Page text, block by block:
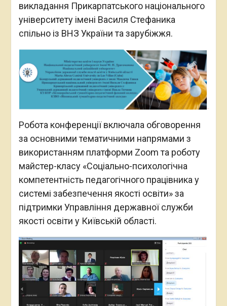
викладання Прикарпатського національного
університету імені Василя Стефаника
спільно із ВНЗ України та зарубіжжя.
Робота конференції включала обговорення
за основними тематичними напрямами з
використанням платформи Zoom та роботу
майстер-класу «Соціально-психологічна
компетентність педагогічного працівника у
системі забезпечення якості освіти» за
підтримки Управління державної служби
якості освіти у Київській області.